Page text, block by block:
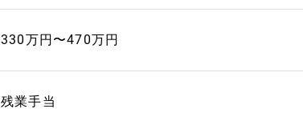
330万円〜470万円
残業手当